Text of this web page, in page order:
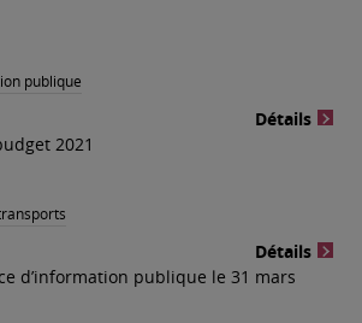
publique
Détails
2021
Détails
d’information publique le 31 mars